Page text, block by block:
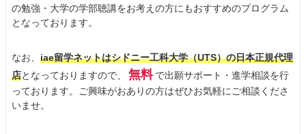
の勉強・大学の学部聴講をお考えの方にもおすすめのプログラム
となっております。
なお、 iae留学ネットはシドニー工科大学（UTS）の日本正規代理
店となっておりますので、 無料 で出願サポート・進学相談を行
っております。ご興味がおありの方はぜひお気軽にご相談くださ
いませ。